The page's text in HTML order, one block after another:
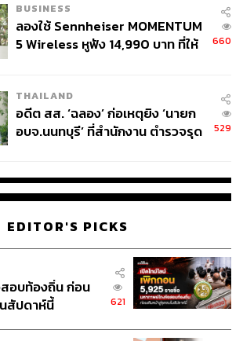
BUSINESS
ลองใช้ Sennheiser MOMENTUM
5 Wireless หูฟัง 14,990 บาท ที่ให้
660
THAILAND
อดีต สส. ‘ฉลอง’ ก่อเหตุยิง ‘นายก
อบจ.นนทบุรี’ ที่สำนักงาน ตำรวจรุด
529
EDITOR'S PICKS
อบท้องถิ่น ก่อน
สัปดาห์นี้
621